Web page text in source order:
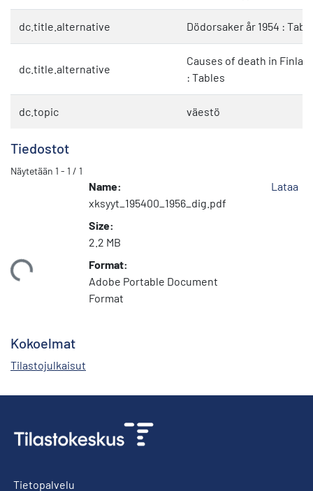
dc.title.alternative Dödorsaker år 1954 :
dc.title.alternative
Causes of death in
: Tables
dc.topic väestö
Tiedostot
Näytetään 1 - 1 / 1
Name:
xksyyt_195400_1956_dig.pdf
Size:
2.2 MB
Format:
Adobe Portable Document
Format
Lataa
Kokoelmat
Tilastojulkaisut
Tietopalvelu